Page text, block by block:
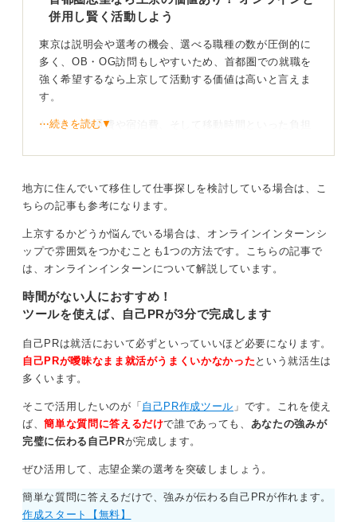
家賃が安ければ、若いうちから持ち家や車を持つといっ
た、東京では難しい豊かさを手に入れられる可能性もあ
ります。
大切なのは、あなたが仕事や生活において何を優先した
いのかという「就活の軸」をまず明確にすることです。
お金なのか、やりがいなのか、働く環境なのか、プライ
ベートの充実なのか。
い。必ずしも「就職＝上京」と考えず、自身の人生全体
の豊かさという視点も持って、じっくり検討することを
0
併用し賢く活動しよう
東京は説明会や選考の機会、選べる職種の数が圧倒的に
多く、OB・OG訪問もしやすいため、首都圏での就職を
強く希望するなら上京して活動する価値は高いと言えま
す。
ただし、交通費や宿泊費、そして移動時間といった負担
ンで参加できる説明会や一次面接を最大限に活用し、最
上京するという二段階の戦略です。
るなど、日程を工夫することで費用と時間のロスを最小
限に抑えられます。
地元就職の優位性も考慮を！ 中長期の視点で判断し
よう
最終的に東京に住むか、地元に戻るかは、内定先の企業
の配属エリアの傾向や初任給、住宅手当の有無などを考
慮し、トータルコストを比較して判断しましょう。
また、もしあなたがインフラ、地方銀行、地元のメーカ
ーといった地域密着型の業界を志望しているなら、無理
に上京せず地元で就職活動を進めることにも大きなメリ
ットがあります。
将来的な転勤の可能性や家族の事情なども含め、中長期
的なライフプランの中で、自身にとって最適な選択をす
⋯続きを読む▼
地方に住んでいて移住して仕事探しを検討している場合は、こ
ちらの記事も参考になります。
上京するかどうか悩んでいる場合は、オンラインインターンシ
ップで雰囲気をつかむことも1つの方法です。こちらの記事で
は、オンラインインターンについて解説しています。
時間がない人におすすめ！
ツールを使えば、自己PRが3分で完成します
自己PRは就活において必ずといっていいほど必要になります。
自己PRが曖昧なまま就活がうまくいかなかった という就活生は
多くいます。
そこで活用したいのが「 自己PR作成ツール 」です。これを使え
ば、簡単な質問に答えるだけで誰であっても、 あなたの強みが
完璧に伝わる自己PRが完成します。
ぜひ活用して、志望企業の選考を突破しましょう。
簡単な質問に答えるだけで、強みが伝わる自己PRが作れます。
作成スタート【無料】